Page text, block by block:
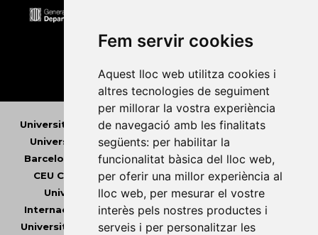
Fem servir cookies
Aquest lloc web utilitza cookies i
altres tecnologies de seguiment
per millorar la vostra experiència
de navegació amb les finalitats
següents: per habilitar la
funcionalitat bàsica del lloc web,
per oferir una millor experiència al
lloc web, per mesurar el vostre
interès pels nostres productes i
serveis i per personalitzar les
Universitat Abat Oliba CEU•Universitat d'Alacant
Universitat d'Andorra•Universitat Autònoma de
Barcelona
Universitat de Barcelona•Universitat
CEU Cardenal Herrera•Universitat de Girona •
Universitat de les Illes Balears• Universitat
Internacional de Catalunya•Universitat Jaume I
Universitat de Lleida• Universitat Miguel Hernández